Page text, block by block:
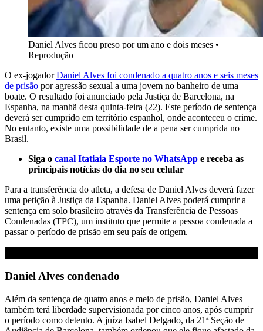
Daniel Alves ficou preso por um ano e dois meses •
Reprodução
O ex-jogadorDaniel Alves foi condenado a quatro anos e seis meses
de prisão por agressão sexual a uma jovem no banheiro de uma
boate. O resultado foi anunciado pela Justiça de Barcelona, na
Espanha, na manhã desta quinta-feira (22). Este período de sentença
deverá ser cumprido em território espanhol, onde aconteceu o crime.
No entanto, existe uma possibilidade de a pena ser cumprida no
Brasil.
Siga o canal Itatiaia Esporte no WhatsApp e receba as
principais notícias do dia no seu celular
Para a transferência do atleta, a defesa de Daniel Alves deverá fazer
uma petição à Justiça da Espanha. Daniel Alves poderá cumprir a
sentença em solo brasileiro através da Transferência de Pessoas
Condenadas (TPC), um instituto que permite a pessoa condenada a
passar o período de prisão em seu país de origem.
Daniel Alves condenado
Além da sentença de quatro anos e meio de prisão, Daniel Alves
também terá liberdade supervisionada por cinco anos, após cumprir
o período como detento. A juíza Isabel Delgado, da 21ª Seção de